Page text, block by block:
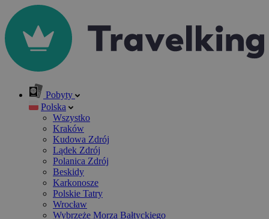
Pobyty
Polska
Wszystko
Kraków
Kudowa Zdrój
Lądek Zdrój
Polanica Zdrój
Beskidy
Karkonosze
Polskie Tatry
Wrocław
Wybrzeże Morza Bałtyckiego